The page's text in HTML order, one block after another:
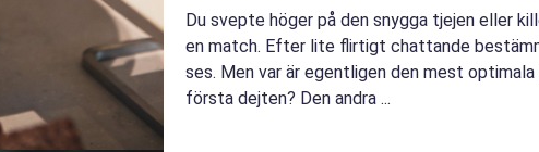
Du svepte höger på den snygga tjejen eller
en match. Efter lite flirtigt chattande
ses. Men var är egentligen den mest
första dejten? Den andra ...